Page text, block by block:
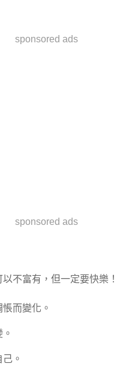
sponsored ads
sponsored ads
不富有，但一定要快樂！
而變化。
。